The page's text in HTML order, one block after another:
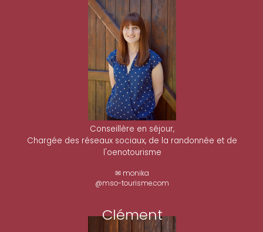
Conseillère en séjour,
Chargée des réseaux sociaux, de la randonnée et de
l'oenotourisme
✉ monika
@mso-tourisme.com
Clément